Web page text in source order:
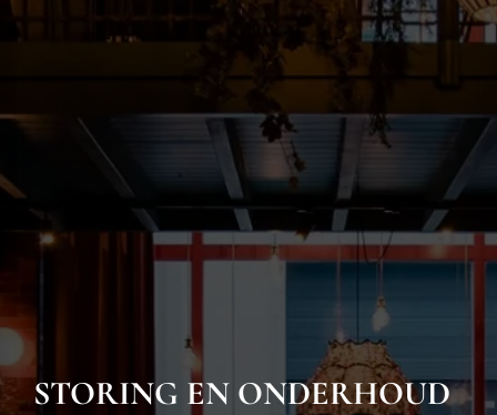
STORING EN ONDERHOUD